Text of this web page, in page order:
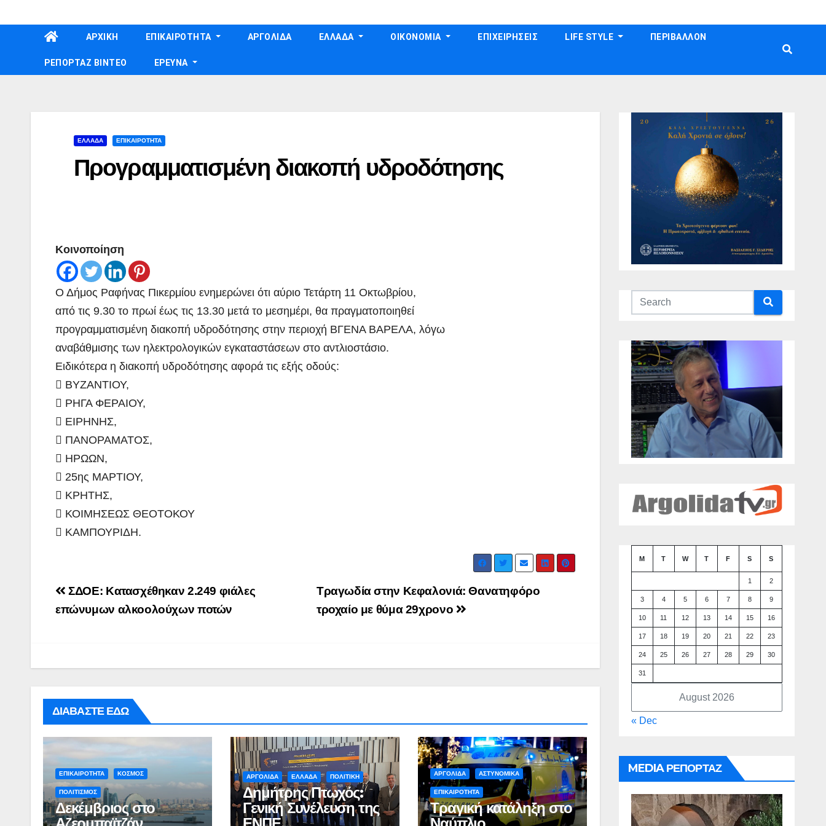
to
ΑΡΧΙΚΗ ΕΠΙΚΑΙΡΟΤΗΤΑ ΑΡΓΟΛΙΔΑ ΕΛΛΑΔΑ ΟΙΚΟΝΟΜΙΑ ΕΠΙΧΕΙΡΗΣΕΙΣ LIFE STYLE ΠΕΡΙΒΑΛΛΟΝ
ΡΕΠΟΡΤΑΖ ΒΙΝΤΕΟ ΕΡΕΥΝΑ
ΕΛΛΑΔΑ ΕΠΙΚΑΙΡΟΤΗΤΑ
Προγραμματισμένη διακοπή υδροδότησης
Κοινοποίηση
Ο Δήμος Ραφήνας Πικερμίου ενημερώνει ότι αύριο Τετάρτη 11 Οκτωβρίου,
από τις 9.30 το πρωί έως τις 13.30 μετά το μεσημέρι, θα πραγματοποιηθεί
προγραμματισμένη διακοπή υδροδότησης στην περιοχή ΒΓΕΝΑ ΒΑΡΕΛΑ, λόγω
αναβάθμισης των ηλεκτρολογικών εγκαταστάσεων στο αντλιοστάσιο.
Ειδικότερα η διακοπή υδροδότησης αφορά τις εξής οδούς:
 ΒΥΖΑΝΤΙΟΥ,
 ΡΗΓΑ ΦΕΡΑΙΟΥ,
 ΕΙΡΗΝΗΣ,
 ΠΑΝΟΡΑΜΑΤΟΣ,
 ΗΡΩΩΝ,
 25ης ΜΑΡΤΙΟΥ,
 ΚΡΗΤΗΣ,
 ΚΟΙΜΗΣΕΩΣ ΘΕΟΤΟΚΟΥ
 ΚΑΜΠΟΥΡΙΔΗ.
Post
navigation
Τραγωδία στην Κεφαλονιά: Θανατηφόρο
τροχαίο με θύμα 29χρονο
ΣΔΟΕ: Κατασχέθηκαν 2.249 φιάλες
επώνυμων αλκοολούχων ποτών
ΔΙΑΒΑΣΤΕ ΕΔΩ
ΕΠΙΚΑΙΡΟΤΗΤΑ ΚΟΣΜΟΣ
ΠΟΛΙΤΙΣΜΟΣ
Δεκέμβριος στο
ΑΡΓΟΛΙΔΑ ΕΛΛΑΔΑ ΠΟΛΙΤΙΚΗ
Δημήτρης Πτωχός:
Γενική Συνέλευση της
ΑΡΓΟΛΙΔΑ ΑΣΤΥΝΟΜΙΚΑ
ΕΠΙΚΑΙΡΟΤΗΤΑ
Τραγική κατάληξη στο
August 2026
M T W T F S S
1 2
3 4 5 6 7 8 9
10 11 12 13 14 15 16
17 18 19 20 21 22 23
24 25 26 27 28 29 30
31
« Dec
MEDIA ΡΕΠΟΡΤΑΖ